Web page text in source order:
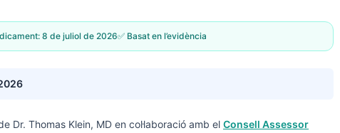
8 de juliol de 2026✅ Basat en l’evidència
Dr. Thomas Klein, MD en col·laboració amb el Consell Assessor